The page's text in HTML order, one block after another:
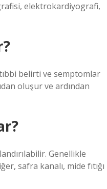
elektrokardiyografi,
belirti ve semptomlar
oluşur ve ardından
Genellikle
safra kanalı, mide fıtığı